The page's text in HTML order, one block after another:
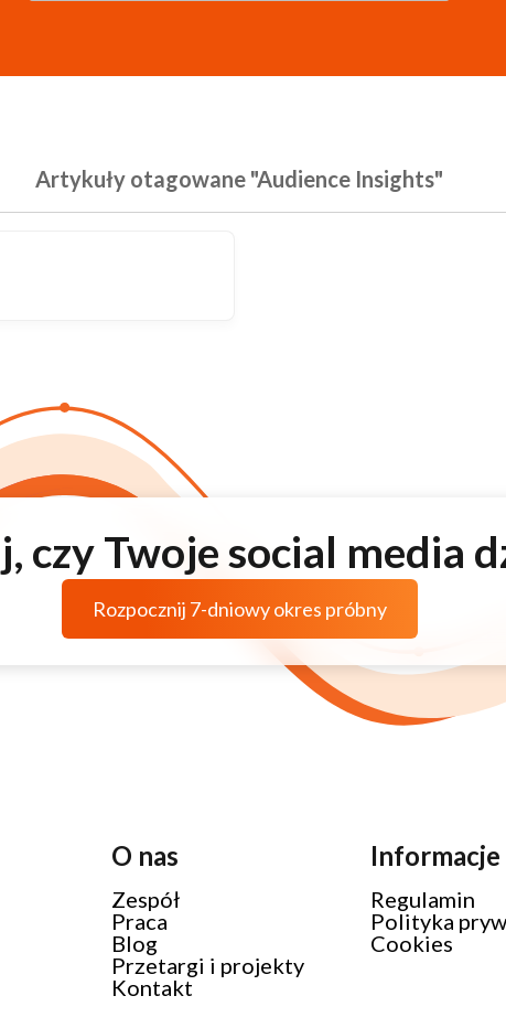
Artykuły otagowane "Audience Insights"
czy Twoje social media
Rozpocznij 7-dniowy okres próbny
O nas
Zespół
Praca
Blog
Przetargi i projekty
Kontakt
Informacje
Regulamin
Polityka
Cookies